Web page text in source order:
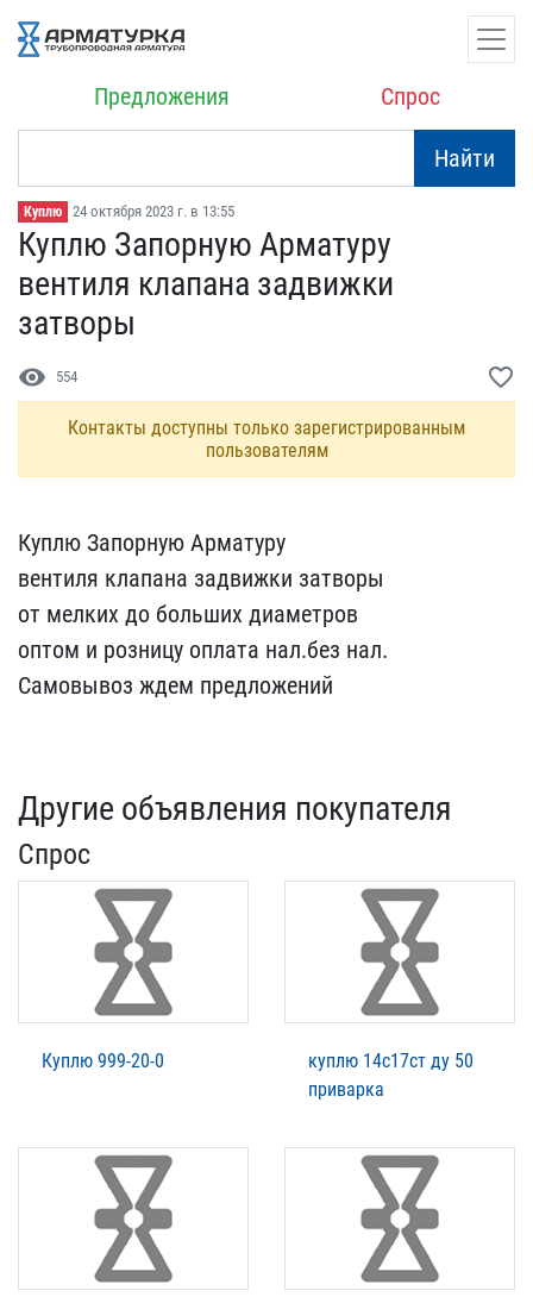
Предложения Спрос
Найти
Куплю 24 октября 2023 г. в 13:55
Куплю Запорную Арматуру ​
вентиля клапана задвижк​и
затворы
visibility 554 favorite_border
Контакты доступны только зарегистрированным
пользователям
Куплю Запорную Арматуру ​
вентиля клапана задвижк​и затворы
от мелких до​ больших диаметров
опто​м и розницу оплата нал.б​ез нал.
Самовывоз ждем ​предложений
Другие объявления покупателя
Спрос
Куплю 999-20-0
куплю 14с17ст ду 50
приварка